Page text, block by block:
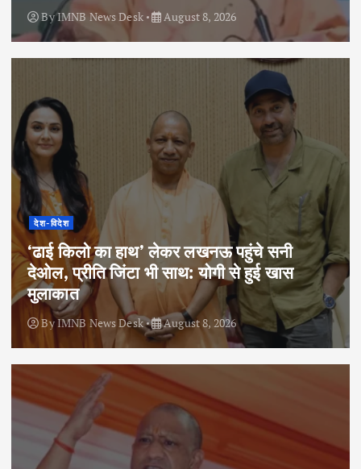
ByIMNB News Desk August 8, 2026
देश-विदेश
‘ढाई किलो का हाथ’ लेकर लखनऊ पहुंचे सनी
देओल, प्रीति जिंटा भी साथ: योगी से हुई खास
मुलाकात
ByIMNB News Desk August 8, 2026